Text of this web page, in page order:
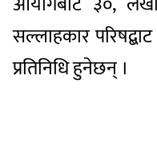
सल्लाहकार
प्रतिनिधि हुनेछन् ।